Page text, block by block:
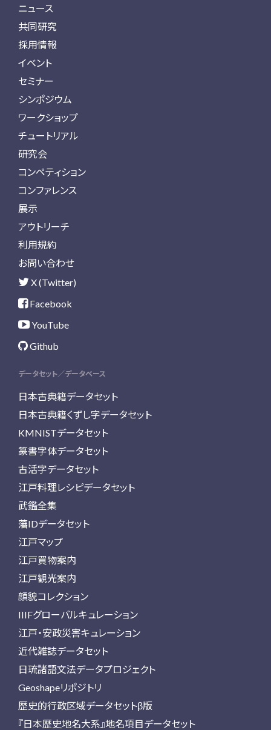
ニュース
共同研究
採用情報
イベント
セミナー
シンポジウム
ワークショップ
チュートリアル
研究会
コンペティション
コンファレンス
展示
アウトリーチ
利用規約
お問い合わせ
X (Twitter)
Facebook
YouTube
Github
データセット／データベース
日本古典籍データセット
日本古典籍くずし字データセット
KMNISTデータセット
篆書字体データセット
古活字データセット
江戸料理レシピデータセット
武鑑全集
藩IDデータセット
江戸マップ
江戸買物案内
江戸観光案内
顔貌コレクション
IIIFグローバルキュレーション
江戸・安政災害キュレーション
近代雑誌データセット
日琉諸語文法データプロジェクト
Geoshapeリポジトリ
歴史的行政区域データセットβ版
『日本歴史地名大系』地名項目データセット